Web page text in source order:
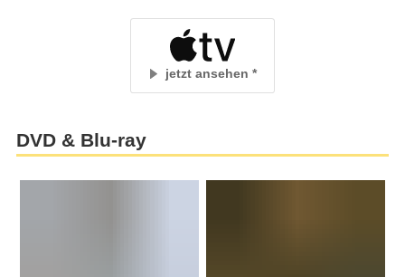
jetzt ansehen
DVD & Blu-ray